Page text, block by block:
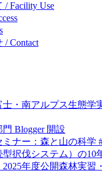
/ Facility Use
/ Contact
士・南アルプス生態学
Blogger 開設
ナー：森と山の科学
型択伐システム）の10
2025年度公開森林実習